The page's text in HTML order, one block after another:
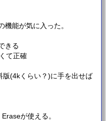
機能が気に入った。
きる
て正確
(4kくらい？)に手を出せば
が使える。